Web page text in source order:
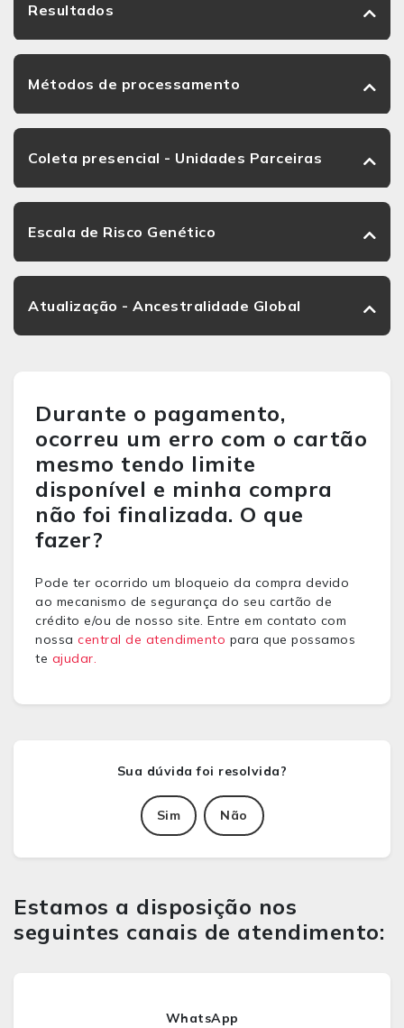
Resultados
Métodos de processamento
Coleta presencial - Unidades Parceiras
Escala de Risco Genético
Atualização - Ancestralidade Global
Durante o pagamento,
ocorreu um erro com o cartão
mesmo tendo limite
disponível e minha compra
não foi finalizada. O que
fazer?
Pode ter ocorrido um bloqueio da compra devido
ao mecanismo de segurança do seu cartão de
crédito e/ou de nosso site. Entre em contato com
nossa central de atendimento para que possamos
te ajudar.
Sim Não
Estamos a disposição nos
seguintes canais de atendimento:
WhatsApp